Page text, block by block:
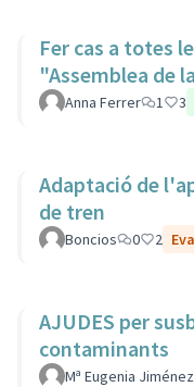
Fer cas a totes
"Assemblea de
Anna Ferrer 1 3
Adaptació de
de tren
Boncios 0 2
AJUDES per
contaminants
Mª Eugenia